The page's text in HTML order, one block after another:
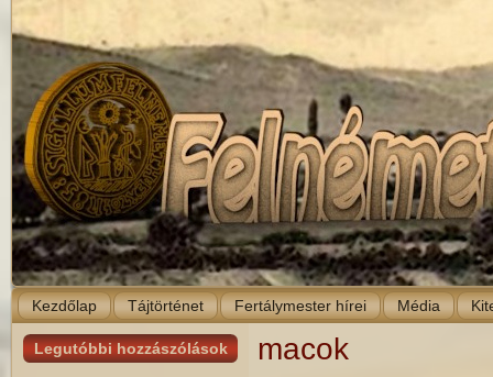
Kezdőlap Tájtörténet Fertálymester hírei Média
Legutóbbi hozzászólások macok